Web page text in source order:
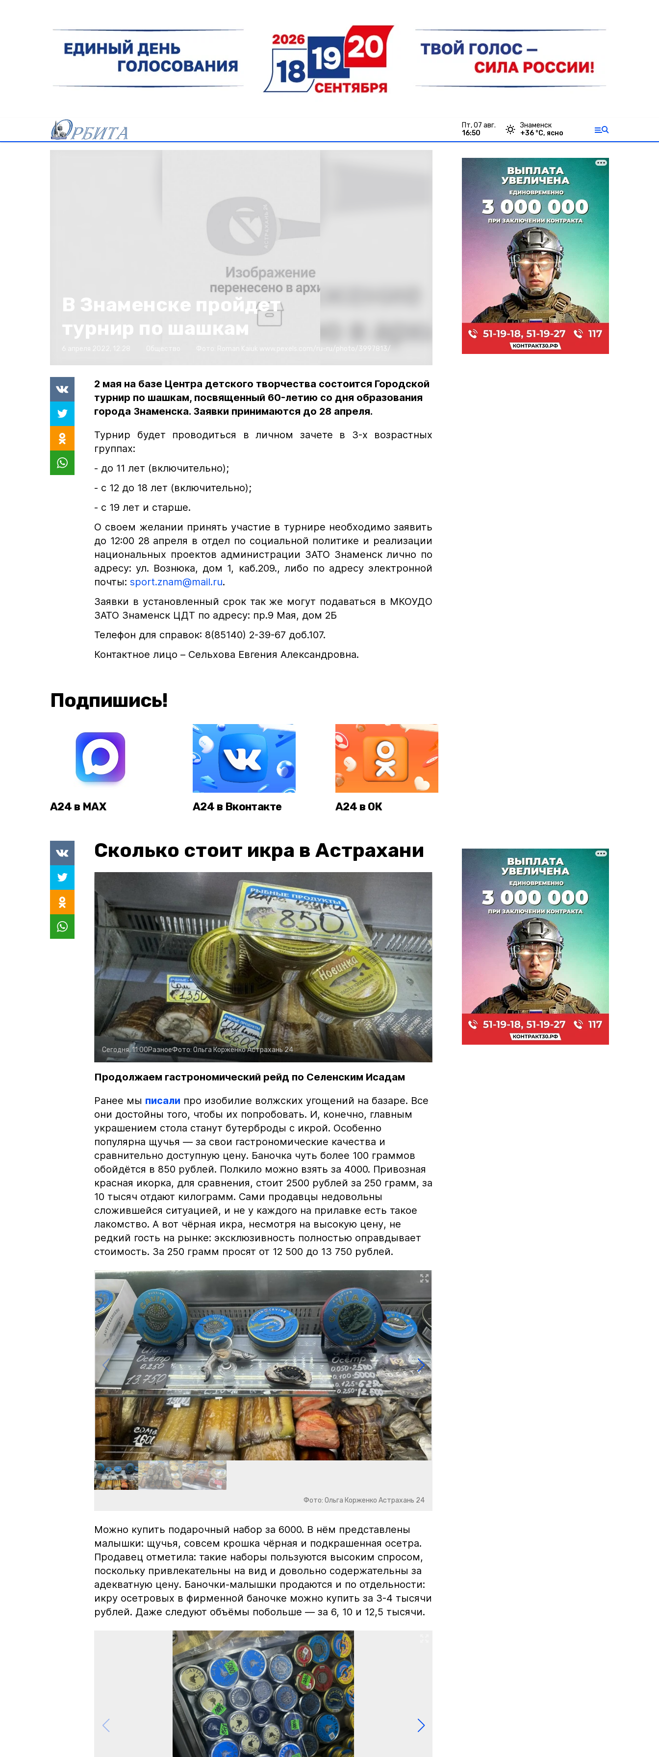
пт, 07 авг.
16:50
Знаменск
+36 °С, ясно
В Знаменске пройдет
турнир по шашкам
www.pexels.com/ru-ru/photo/3997813/
2 мая на базе Центра детского творчества состоится Городской
турнир по шашкам, посвященный 60-летию со дня образования
города Знаменска. Заявки принимаются до 28 апреля.
Турнир будет проводиться в личном зачете в 3-х возрастных
группах:
- до 11 лет (включительно);
- с 12 до 18 лет (включительно);
- с 19 лет и старше.
О своем желании принять участие в турнире необходимо заявить
до 12:00 28 апреля в отдел по социальной политике и реализации
национальных проектов администрации ЗАТО Знаменск лично по
адресу: ул. Вознюка, дом 1, каб.209., либо по адресу электронной
почты: sport.znam@mail.ru.
Заявки в установленный срок так же могут подаваться в МКОУДО
ЗАТО Знаменск ЦДТ по адресу: пр.9 Мая, дом 2Б
Телефон для справок: 8(85140) 2-39-67 доб.107.
Контактное лицо – Сельхова Евгения Александровна.
Подпишись!
А24 в MAX А24 в Вконтакте А24 в ОК
Сколько стоит икра в Астрахани
Сегодня, 11:00РазноеФото: Ольга КорженкоАстрахань 24
Продолжаем гастрономический рейд по Селенским Исадам
Ранее мы писали про изобилие волжских угощений на базаре. Все
они достойны того, чтобы их попробовать. И, конечно, главным
украшением стола станут бутерброды с икрой. Особенно
популярна щучья — за свои гастрономические качества и
сравнительно доступную цену. Баночка чуть более 100 граммов
обойдётся в 850 рублей. Полкило можно взять за 4000. Привозная
красная икорка, для сравнения, стоит 2500 рублей за 250 грамм, за
10 тысяч отдают килограмм. Сами продавцы недовольны
сложившейся ситуацией, и не у каждого на прилавке есть такое
лакомство. А вот чёрная икра, несмотря на высокую цену, не
редкий гость на рынке: эксклюзивность полностью оправдывает
стоимость. За 250 грамм просят от 12 500 до 13 750 рублей.
Фото: Ольга Корженко Астрахань 24
Можно купить подарочный набор за 6000. В нём представлены
малышки: щучья, совсем крошка чёрная и подкрашенная осетра.
Продавец отметила: такие наборы пользуются высоким спросом,
поскольку привлекательны на вид и довольно содержательны за
адекватную цену. Баночки-малышки продаются и по отдельности:
икру осетровых в фирменной баночке можно купить за 3-4 тысячи
рублей. Даже следуют объёмы побольше — за 6, 10 и 12,5 тысячи.